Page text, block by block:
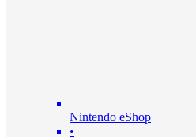
Nintendo eShop
•